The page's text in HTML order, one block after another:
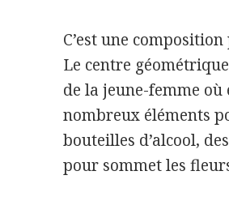
C’est une
Le centre
de la jeune-femme où
nombreux éléments
bouteilles d’alcool,
pour sommet les